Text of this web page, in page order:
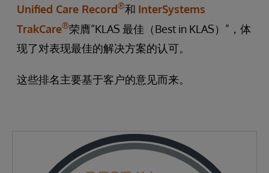
Unified Care Record®和 InterSystems
TrakCare®荣膺“KLAS 最佳（Best in KLAS）”，体
现了对表现最佳的解决方案的认可。
这些排名主要基于客户的意见而来。